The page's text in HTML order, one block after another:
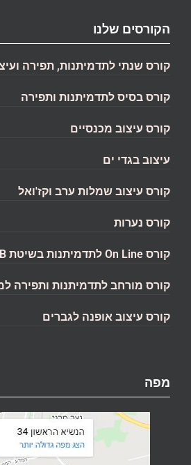
הקורסים שלנו
קורס שנתי לתדמיתנות, תפירה
קורס בסיס לתדמיתנות ותפירה
קורס עיצוב מכנסיים
עיצוב בגדי ים
קורס עיצוב שמלות ערב וקז'ואל
קורס נערות
קורס On Line לתדמיתנות בשיטת AB
קורס מורחב לתדמיתנות ותפירה
קורס עיצוב אופנה לגברים
מפה